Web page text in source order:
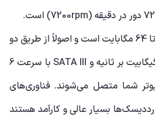
حافظه‌ی کش این سری 8 تا 64 مگابایت است و اصولاً از طریق دو
SATA III
با سرعت 6
شما متصل می‌شوند. فناوری‌های
بسیار عالی و کارآمد هستند